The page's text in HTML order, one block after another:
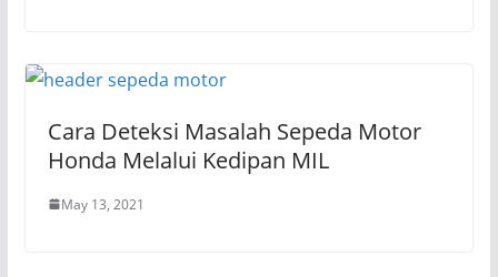
Cara Deteksi Masalah Sepeda Motor
Honda Melalui Kedipan MIL
May 13, 2021